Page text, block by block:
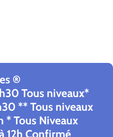
®
Tous niveaux*
** Tous niveaux
* Tous Niveaux
12h Confirmé